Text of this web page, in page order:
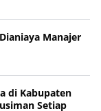
Manajer
di Kabupaten
Setiap